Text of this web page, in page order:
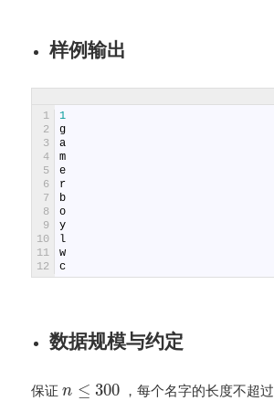
样例输出
1
2
3
4
5
6
7
8
9
10
11
12
1
g
a
m
e
r
b
o
y
l
w
c
数据规模与约定
保证n ≤ 300，每个名字的长度不超过